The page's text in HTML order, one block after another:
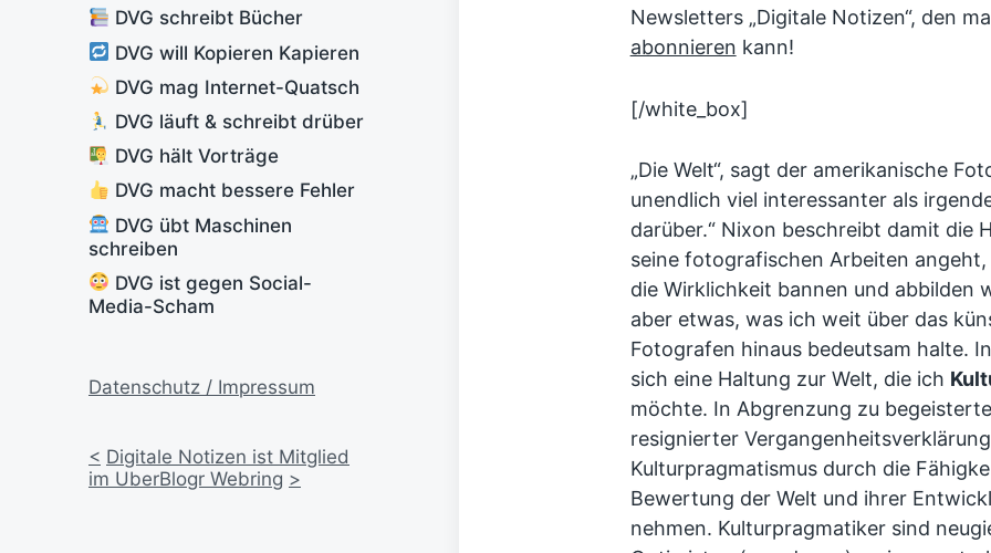
DVG schreibt Bücher
DVG will Kopieren Kapieren
DVG mag Internet-Quatsch
DVG läuft & schreibt drüber
DVG hält Vorträge
DVG macht bessere Fehler
DVG übt Maschinen
schreiben
DVG ist gegen Social-
Media-Scham
Datenschutz / Impressum
< Digitale Notizen ist Mitglied
im UberBlogr Webring >
Newsletters „Digitale Notizen“, den
abonnieren kann!
[/white_box]
„Die Welt“, sagt der amerikanische
unendlich viel interessanter als
darüber.“ Nixon beschreibt damit die
seine fotografischen Arbeiten
die Wirklichkeit bannen und abbilden
aber etwas, was ich weit über das
Fotografen hinaus bedeutsam halte.
sich eine Haltung zur Welt, die ich
möchte. In Abgrenzung zu
resignierter
Kulturpragmatismus durch die
Bewertung der Welt und ihrer
nehmen. Kulturpragmatiker sind